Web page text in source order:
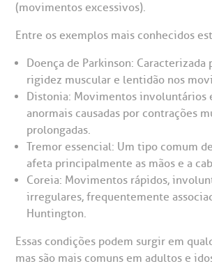
ouvidoria@bp.org.br
Fale Conosco
Endereço:
Rua Maestro Cardim, 769
CEP: 01323-001 | Bela Vista
São Paulo - SP
BP Mirante
Financeiras
social da BP
corporativa
social
Telemedicina BP
Teleinterconsulta
de Infarto SUS
socorro
de cópia de prontuário
de orçamento particular
de veracidade de atestado
atendimento
de Excelência em Ortopedia
especialidades
(movimentos excessivos).
Entre os exemplos mais conhecidos
Doença de Parkinson: Caracterizada
rigidez muscular e lentidão nos
Distonia: Movimentos involuntários
anormais causadas por contrações
prolongadas.
Tremor essencial: Um tipo comum
afeta principalmente as mãos e a
Coreia: Movimentos rápidos,
irregulares, frequentemente
Huntington.
Essas condições podem surgir em
mas são mais comuns em adultos e